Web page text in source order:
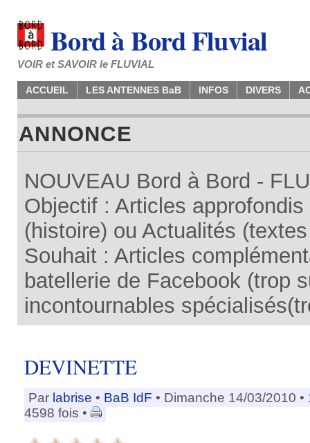
Bord à Bord Fluvial
VOIR et SAVOIR le FLUVIAL
ACCUEIL LES ANTENNES BaB INFOS DIVERS
ANNONCE
NOUVEAU Bord à Bord -
Objectif : Articles
(histoire) ou Actualités
Souhait : Articles
batellerie de Facebook (trop
incontournables
DEVINETTE
Par labrise • BaB IdF • Dimanche 14/03/2010 •
4598 fois •